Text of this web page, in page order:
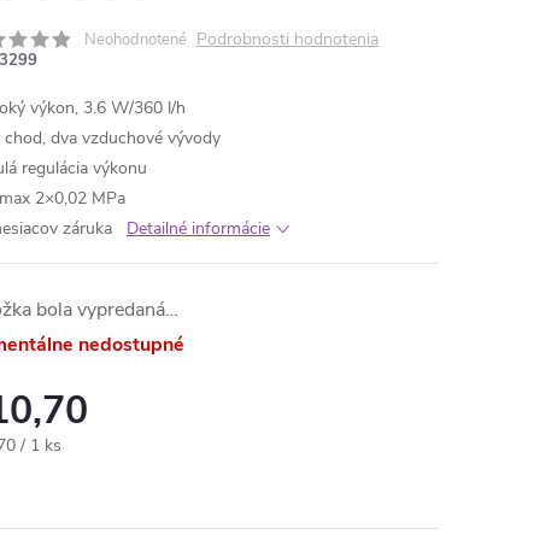
Neohodnotené Podrobnosti hodnotenia
3299
výkon, 3.6 W/360 l/h
dva vzduchové vývody
regulácia výkonu
2×0,02 MPa
záruka
Detailné informácie
bola vypredaná…
nedostupné
/ 1 ks